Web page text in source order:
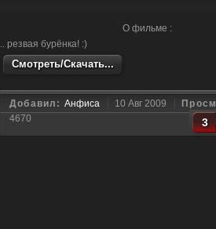
О фильме :
.. резвая бурёнка! :)
Смотреть/Скачать...
Добавил: Анфиса 10 Авг 2009
4670
3